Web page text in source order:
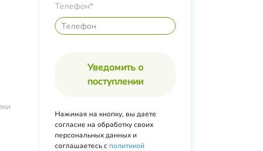
Телефон*
Уведомить о
поступлении
Нажимая на кнопку, вы даете
согласие на обработку своих
персональных данных и
соглашаетесь с политикой